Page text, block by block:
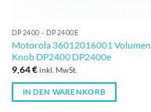
DP2400 - DP2400E
Motorola 36012016001 Volumen
Knob DP2400 DP2400e
9,64€inkl. MwSt.
IN DEN WARENKORB